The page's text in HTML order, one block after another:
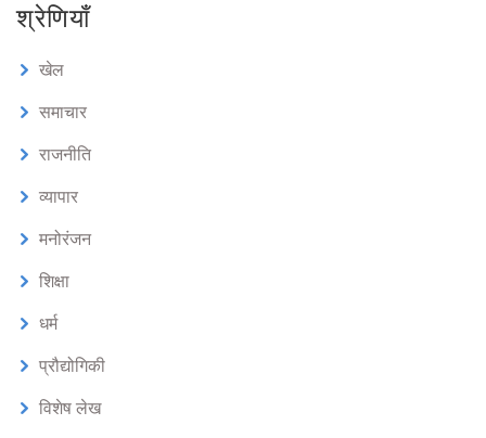
श्रेणियाँ
खेल
समाचार
राजनीति
व्यापार
मनोरंजन
शिक्षा
धर्म
प्रौद्योगिकी
विशेष लेख